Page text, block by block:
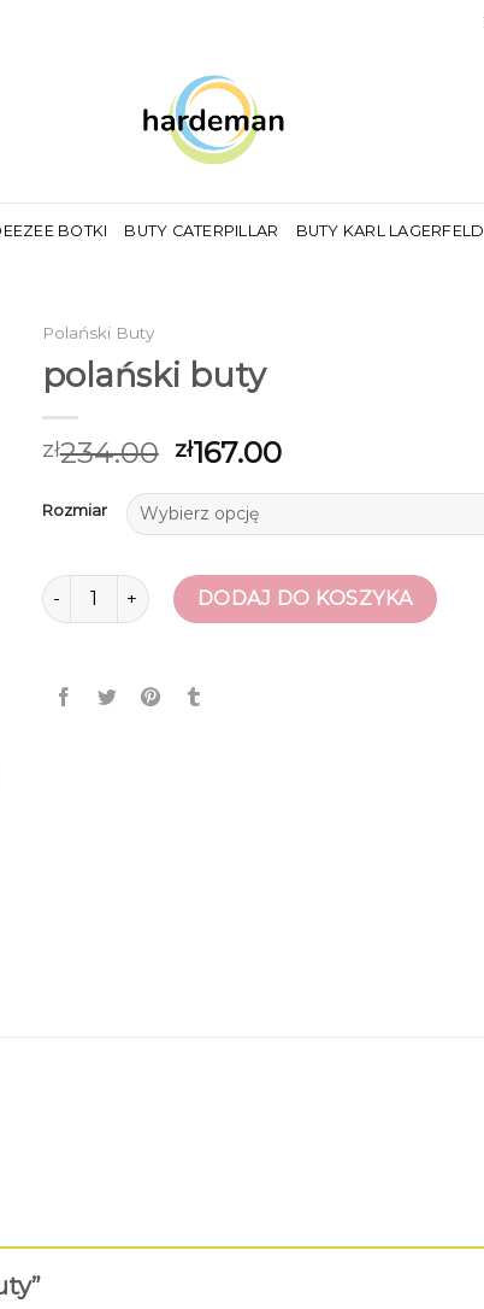
BOTKI BUTY CATERPILLAR BUTY KARL LAGERFELD
Polański Buty
polański buty
zł234.00 zł167.00
Rozmiar
ilość polański butyDODAJ DO KOSZYKA